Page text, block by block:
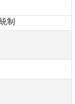
制